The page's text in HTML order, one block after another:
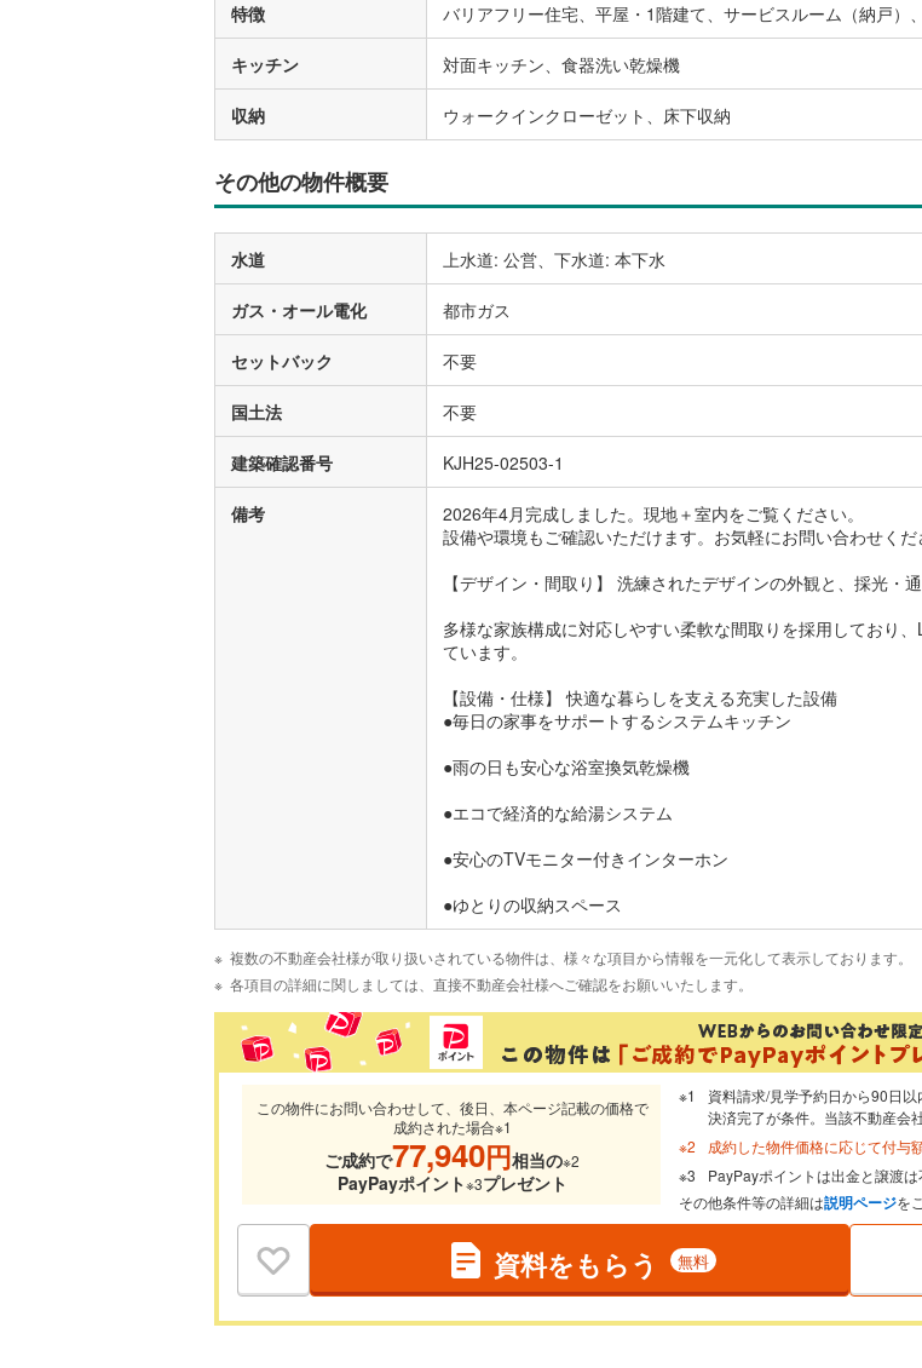
特徴 バリアフリー住宅、平屋・1階建て、サービスルーム（納戸）
キッチン 対面キッチン、食器洗い乾燥機
収納 ウォークインクローゼット、床下収納
その他の物件概要
水道 上水道: 公営、下水道: 本下水
ガス・オール電化 都市ガス
セットバック 不要
国土法 不要
建築確認番号 KJH25-02503-1
備考
2026年4月完成しました。現地＋室内をご覧ください。
設備や環境もご確認いただけます。お気軽にお問い合わせくだ
【デザイン・間取り】 洗練されたデザインの外観と、採光・
多様な家族構成に対応しやすい柔軟な間取りを採用しており
ています。
【設備・仕様】 快適な暮らしを支える充実した設備
●毎日の家事をサポートするシステムキッチン
●雨の日も安心な浴室換気乾燥機
●エコで経済的な給湯システム
●安心のTVモニター付きインターホン
●ゆとりの収納スペース
複数の不動産会社様が取り扱いされている物件は、様々な項目から情報を一元化して表示しております。
各項目の詳細に関しましては、直接不動産会社様へご確認をお願いいたします。
この物件にお問い合わせして、後日、本ページ記載の価格で
成約された場合※1
ご成約で77,940円相当の※2
PayPayポイント※3プレゼント
資料請求/見学予約日から90日
決済完了が条件。当該不動産会
成約した物件価格に応じて付与
PayPayポイントは出金と譲渡
その他条件等の詳細は説明ページを
資料をもらう 無料